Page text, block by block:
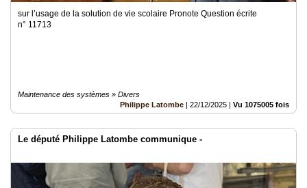
sur l’usage de la solution de vie scolaire Pronote Question écrite
n° 11713
Maintenance des systèmes » Divers
Philippe Latombe | 22/12/2025 | Vu 1075005 fois
Le député Philippe Latombe communique -